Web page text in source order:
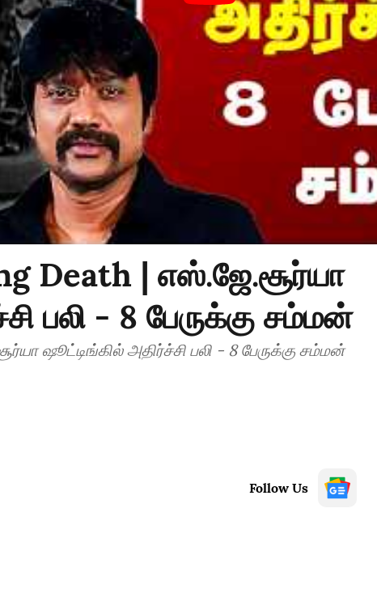
Death | எஸ்.ஜே.சூர்யா
பலி - 8 பேருக்கு சம்மன்
ஷூட்டிங்கில் அதிர்ச்சி பலி - 8 பேருக்கு சம்மன்
Follow Us